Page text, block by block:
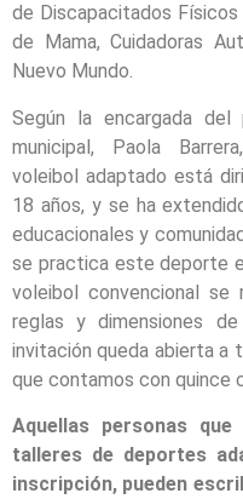
de Discapacitados Físicos
de Mama, Cuidadoras
Nuevo Mundo.
Según la encargada del
municipal, Paola
voleibol adaptado está
18 años, y se ha
educacionales y
se practica este deporte
voleibol convencional se
reglas y dimensiones
invitación queda abierta a
que contamos con quince
Aquellas personas
talleres de deportes
inscripción, pueden